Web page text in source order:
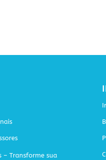
– Transforme sua